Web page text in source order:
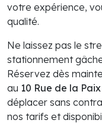
votre expérience,
qualité.
Ne laissez pas le
stationnement
Réservez dès
au 10 Rue de la Paix
déplacer sans
nos tarifs et